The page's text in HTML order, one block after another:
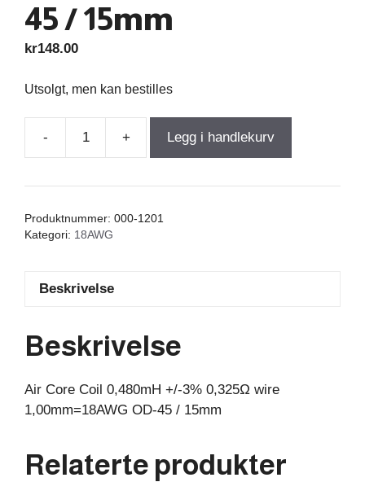
45 / 15mm
kr148.00
Utsolgt, men kan bestilles
-
Coil
antall
+ Legg i handlekurv
Produktnummer: 000-1201
Kategori: 18AWG
Beskrivelse
Beskrivelse
Air Core Coil 0,480mH +/-3% 0,325Ω wire
1,00mm=18AWG OD-45 / 15mm
Relaterte produkter